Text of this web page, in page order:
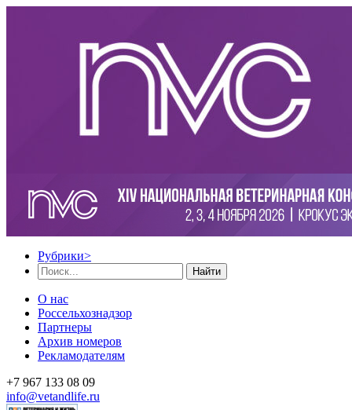
Рубрики>
Найти
О нас
Россельхознадзор
Партнеры
Архив номеров
Рекламодателям
+7 967 133 08 09
info@vetandlife.ru